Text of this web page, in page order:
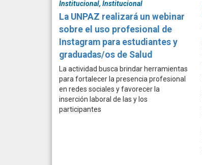
Institucional, Institucional
La UNPAZ realizará un webinar
sobre el uso profesional de
Instagram para estudiantes y
graduadas/os de Salud
La actividad busca brindar herramientas
para fortalecer la presencia profesional
en redes sociales y favorecer la
inserción laboral de las y los
participantes